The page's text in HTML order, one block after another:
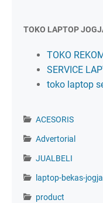
TOKO LAPTOP
TOKO
SERVICE
toko laptop
ACESORIS
Advertorial
JUALBELI
laptop-bekas-jogja
product